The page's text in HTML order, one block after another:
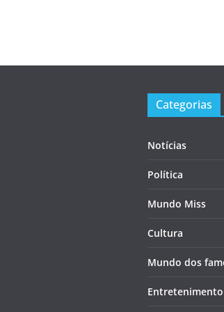
Categorias
Notícias
Política
Mundo Miss
Cultura
Mundo dos
Entretenimento